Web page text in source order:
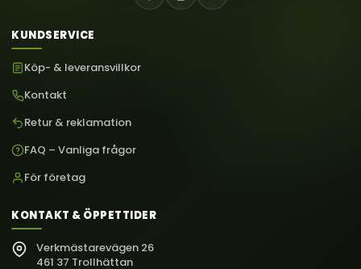
KUNDSERVICE
Köp- & leveransvillkor
Kontakt
Retur & reklamation
FAQ – Vanliga frågor
För företag
KONTAKT & ÖPPETTIDER
Verkmästarevägen 26
461 37 Trollhättan